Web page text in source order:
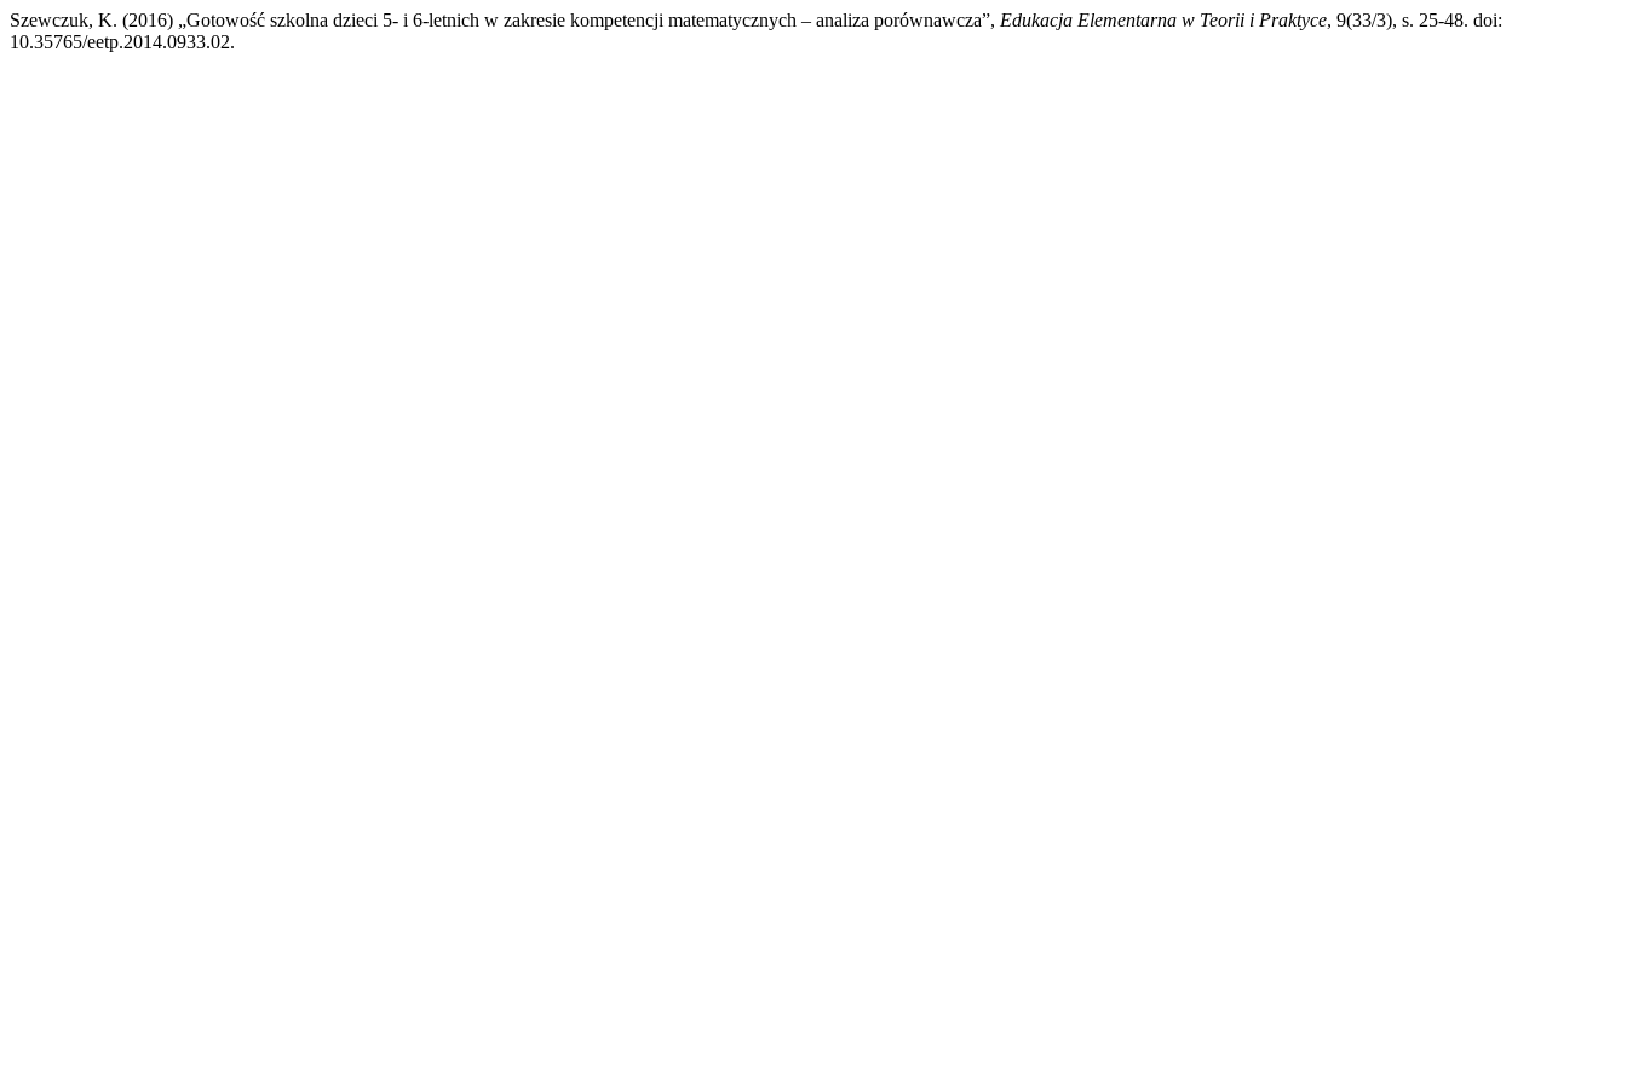
Szewczuk, K. (2016) „Gotowość szkolna dzieci 5- i 6-letnich w zakresie kompetencji matematycznych – analiza porównawcza”, Edukacja Elementarna w Teorii i Praktyce, 9(33/3), s. 25-48. doi:
10.35765/eetp.2014.0933.02.